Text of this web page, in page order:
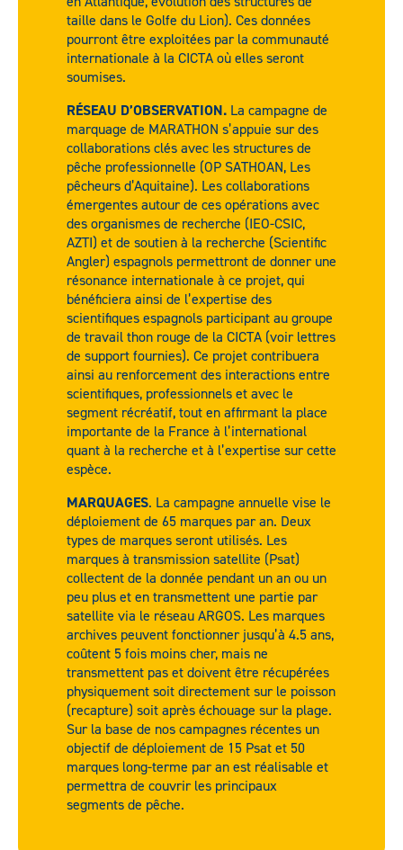
taille dans le Golfe du Lion). Ces données
pourront être exploitées par la communauté
internationale à la CICTA où elles seront
soumises.
RÉSEAU D’OBSERVATION. La campagne de
marquage de MARATHON s’appuie sur des
collaborations clés avec les structures de
pêche professionnelle (OP SATHOAN, Les
pêcheurs d’Aquitaine). Les collaborations
émergentes autour de ces opérations avec
des organismes de recherche (IEO-CSIC,
AZTI) et de soutien à la recherche (Scientific
Angler) espagnols permettront de donner une
résonance internationale à ce projet, qui
bénéficiera ainsi de l’expertise des
scientifiques espagnols participant au groupe
de travail thon rouge de la CICTA (voir lettres
de support fournies). Ce projet contribuera
ainsi au renforcement des interactions entre
scientifiques, professionnels et avec le
segment récréatif, tout en affirmant la place
importante de la France à l’international
quant à la recherche et à l’expertise sur cette
espèce.
MARQUAGES. La campagne annuelle vise le
déploiement de 65 marques par an. Deux
types de marques seront utilisés. Les
marques à transmission satellite (Psat)
collectent de la donnée pendant un an ou un
peu plus et en transmettent une partie par
satellite via le réseau ARGOS. Les marques
archives peuvent fonctionner jusqu’à 4.5 ans,
coûtent 5 fois moins cher, mais ne
transmettent pas et doivent être récupérées
physiquement soit directement sur le poisson
(recapture) soit après échouage sur la plage.
Sur la base de nos campagnes récentes un
objectif de déploiement de 15 Psat et 50
marques long-terme par an est réalisable et
permettra de couvrir les principaux
segments de pêche.